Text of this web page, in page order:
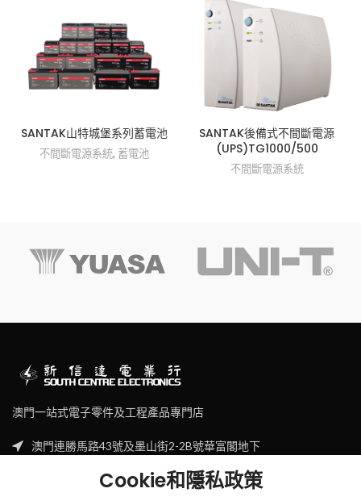
SANTAK山特城堡系列蓄電池
不間斷電源系統, 蓄電池
SANTAK後備式不間斷電源
(UPS)TG1000/500
不間斷電源系統
澳門一站式電子零件及工程產品專門店
澳門連勝馬路43號及墨山街2-2B號華富閣地下
Cookie和隱私政策